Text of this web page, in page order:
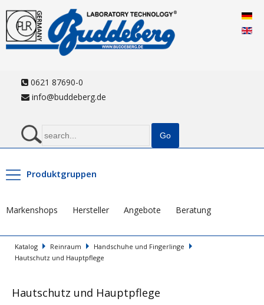
0621 87690-0
info@buddeberg.de
Produktgruppen
Markenshops Hersteller Angebote Beratung
Katalog Reinraum
Handschuhe und Fingerlinge
Hautschutz und Hauptpflege
Hautschutz und Hauptpflege